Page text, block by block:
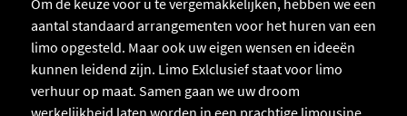
Om de keuze voor u te vergemakkelijken, hebben we een
aantal standaard arrangementen voor het huren van een
limo opgesteld. Maar ook uw eigen wensen en ideeën
kunnen leidend zijn. Limo Exlclusief staat voor limo
verhuur op maat. Samen gaan we uw droom